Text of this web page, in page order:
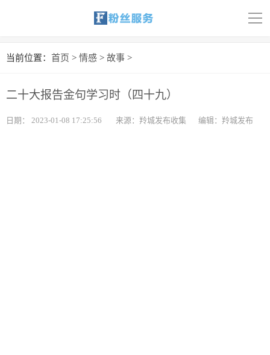
导
首页
当前位置： 首页 > 情感 > 故事 >
二十大报告金句学习时（四十九）
日期： 2023-01-08 17:25:56 来源：羚城发布收集 编辑：羚城发布